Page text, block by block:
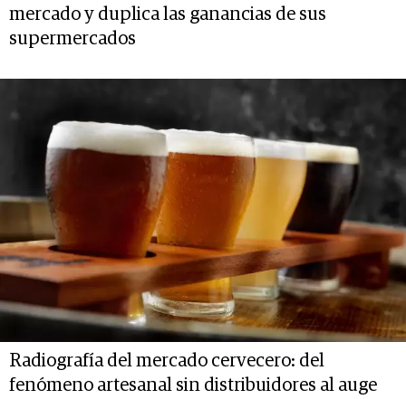
mercado y duplica las ganancias de sus
supermercados
Radiografía del mercado cervecero: del
fenómeno artesanal sin distribuidores al auge